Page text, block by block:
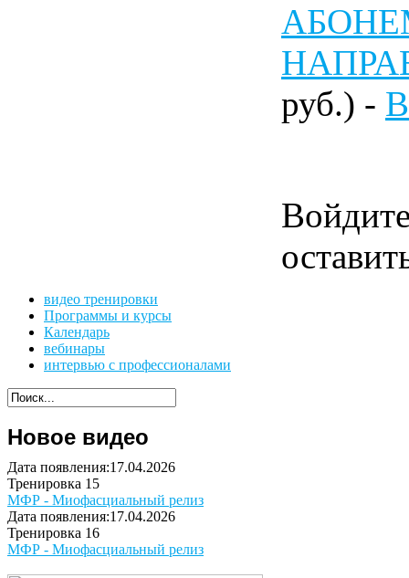
руб.) -
видео тренировки
Программы и курсы
Календарь
вебинары
интервью с профессионалами
Новое видео
Дата появления:17.04.2026
Тренировка 15
МФР - Миофасциальный релиз
Дата появления:17.04.2026
Тренировка 16
МФР - Миофасциальный релиз